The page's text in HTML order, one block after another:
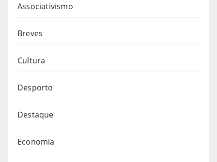
Associativismo
Breves
Cultura
Desporto
Destaque
Economia